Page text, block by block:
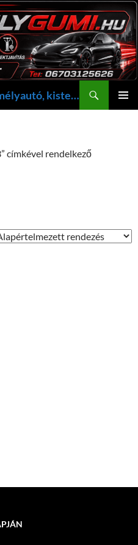
Gergely Gumi Miskolc személyautó, kisteherautó gumi szerelés javítás +36703125626 NON-STOP ügyelet, gergelygumi@gergelygumi.hu
címkével rendelkező